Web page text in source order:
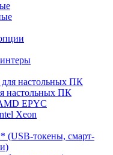
настольных ПК
настольных ПК
EPYC
Xeon
(USB-токены, смарт-